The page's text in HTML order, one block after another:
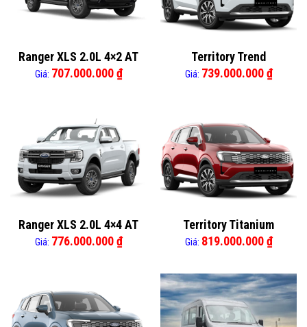
Ranger XLS 2.0L 4×2 AT
Giá: 707.000.000₫
Territory Trend
Giá: 739.000.000₫
Ranger XLS 2.0L 4×4 AT
Giá: 776.000.000₫
Territory Titanium
Giá: 819.000.000₫